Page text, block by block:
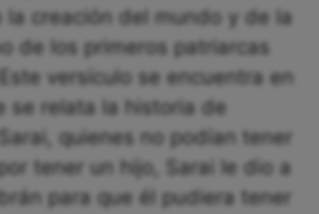
creación del mundo y de la
de los primeros patriarcas
versículo se encuentra en
se relata la historia de
quienes no podían tener
tener un hijo, Sarai le dio a
para que él pudiera tener